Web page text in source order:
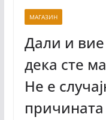
МАГАЗИН
Дали и
дека сте
Не е
причината